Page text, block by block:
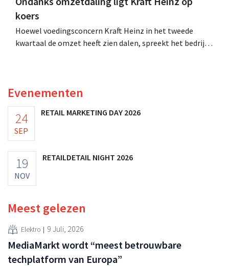
koers
Hoewel voedingsconcern Kraft Heinz in het tweede
kwartaal de omzet heeft zien dalen, spreekt het bedrijf
Evenementen
24
SEP
RETAIL MARKETING DAY 2026
19
NOV
RETAILDETAIL NIGHT 2026
Meest gelezen
Elektro 9 Juli, 2026
MediaMarkt wordt “meest betrouwbare
techplatform van Europa”